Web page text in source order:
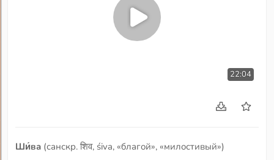
22:04
Ши́ва (санскр. शिव, śiva, «благой», «милостивый»)